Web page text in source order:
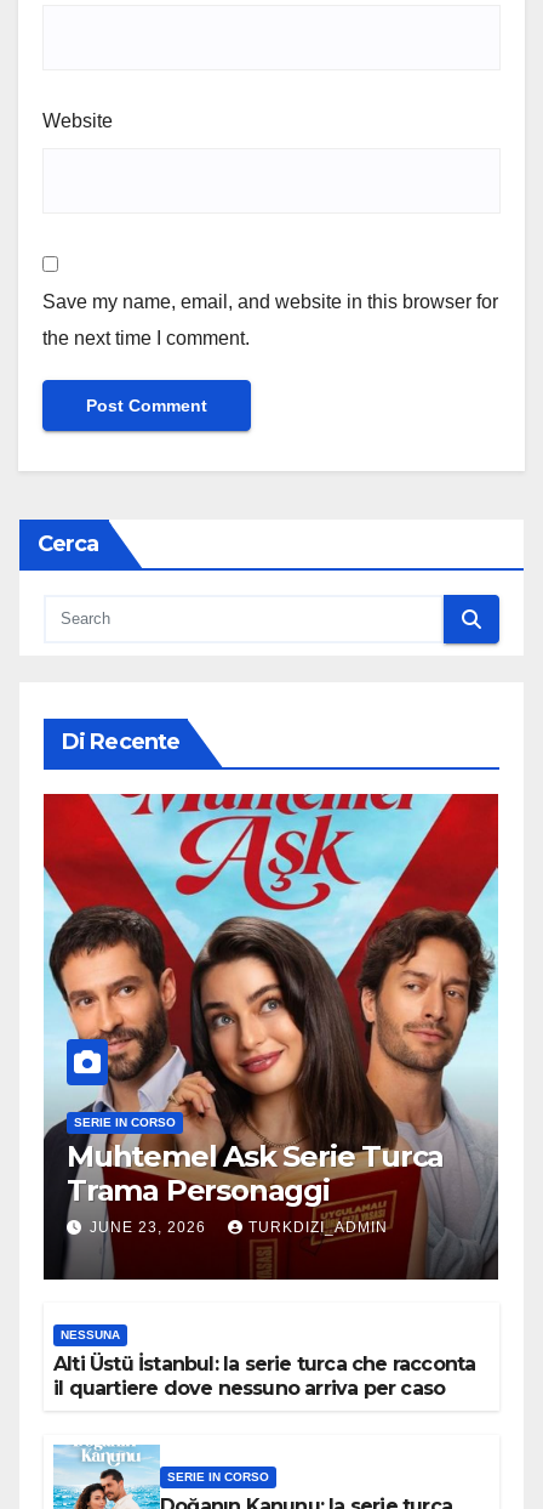
Website
Save my name, email, and website in this browser for
the next time I comment.
Cerca
Di Recente
SERIE IN CORSO
Muhtemel Ask Serie Turca
Trama Personaggi
JUNE 23, 2026 TURKDIZI_ADMIN
NESSUNA
Alti Üstü İstanbul: la serie turca che racconta
il quartiere dove nessuno arriva per caso
SERIE IN CORSO